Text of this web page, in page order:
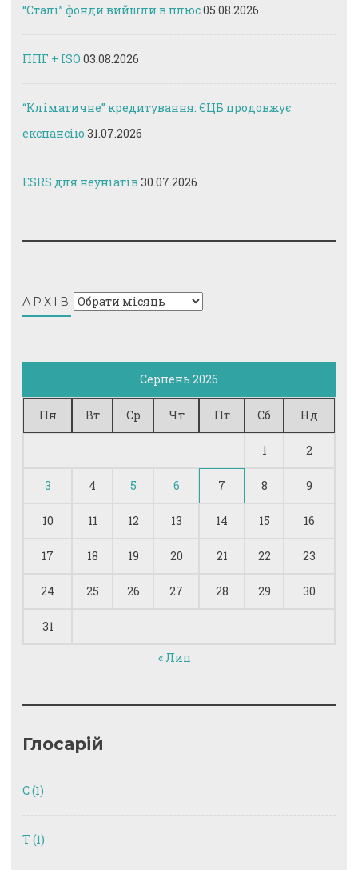
“Сталі” фонди вийшли в плюс05.08.2026
ППГ + ISO 03.08.2026
“Кліматичне” кредитування: ЄЦБ продовжує
експансію 31.07.2026
ESRS для неуніатів 30.07.2026
АРХІВ Архів
Серпень 2026
Пн Вт Ср Чт Пт Сб Нд
1 2
3 4 5 6 7 8 9
10 11 12 13 14 15 16
17 18 19 20 21 22 23
24 25 26 27 28 29 30
31
« Лип
Глосарій
C(1)
T (1)